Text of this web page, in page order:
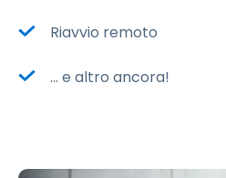
Riavvio remoto
... e altro ancora!